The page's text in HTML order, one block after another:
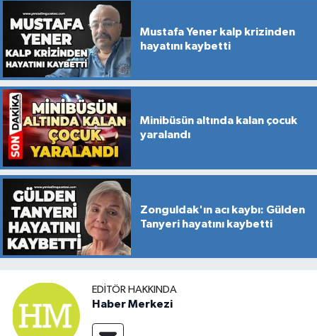
Mustafa Yener kalp krizinden
hayatını kaybetti
Minibüsün altında kalan çocuk
yaralandı
Zonguldak'ın acı kaybı: Gülden
Tanyeri hayatını kaybetti
EDITÖR HAKKINDA
Haber Merkezi